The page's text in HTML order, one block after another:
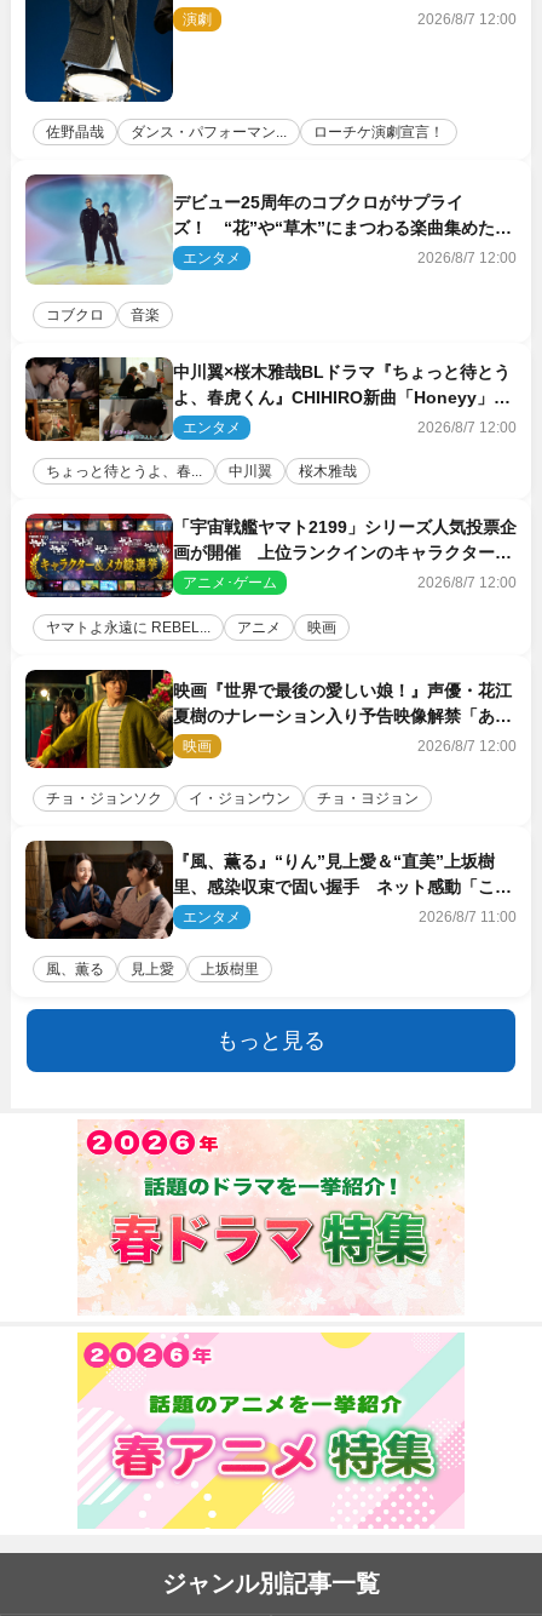
が開幕！
演劇 2026/8/7 12:00
佐野晶哉 ダンス・パフォーマン... ローチケ演劇宣言！
デビュー25周年のコブクロがサプライ
ズ！ “花”や“草木”にまつわる楽曲集めた新
コンセプトアルバムを“花の日”に配信リリー
ス
エンタメ 2026/8/7 12:00
コブクロ 音楽
中川翼×桜木雅哉BLドラマ『ちょっと待とう
よ、春虎くん』CHIHIRO新曲「Honeyy」が
ED主題歌に決定！
エンタメ 2026/8/7 12:00
ちょっと待とうよ、春... 中川翼 桜木雅哉
「宇宙戦艦ヤマト2199」シリーズ人気投票企
画が開催 上位ランクインのキャラクター＆
メカは新規描き下ろしイラストを制作
アニメ･ゲーム 2026/8/7 12:00
ヤマトよ永遠に REBEL... アニメ 映画
映画『世界で最後の愛しい娘！』声優・花江
夏樹のナレーション入り予告映像解禁「あふ
れ出る温かさに涙が止まらない！」
映画 2026/8/7 12:00
チョ・ジョンソク イ・ジョンウン チョ・ヨジョン
『風、薫る』“りん”見上愛＆“直美”上坂樹
里、感染収束で固い握手 ネット感動「この
バディは最強」「アツい」
エンタメ 2026/8/7 11:00
風、薫る 見上愛 上坂樹里
もっと見る
ジャンル別記事一覧